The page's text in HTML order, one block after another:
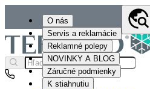
O nás
Servis a reklamácie
Reklamné polepy
NOVINKY A BLOG
Záručné podmienky
K stiahnutiu